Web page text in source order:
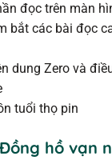
đọc trên màn
bắt các bài đọc
dung Zero và
tuổi thọ pin
hồ vạn